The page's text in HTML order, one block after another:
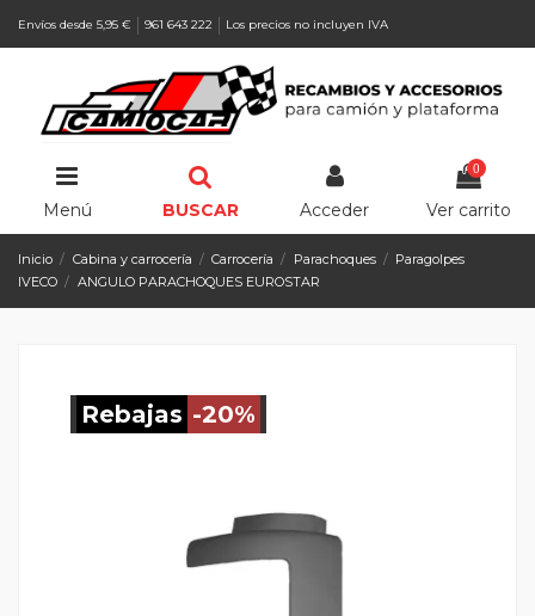
Envíos desde 5,95 € 961 643 222 Los precios no incluyen IVA
Menú BUSCAR Acceder
0
Ver carrito
Inicio Cabina y carrocería Carrocería Parachoques
Paragolpes
IVECO
ANGULO PARACHOQUES EUROSTAR
Rebajas -20%